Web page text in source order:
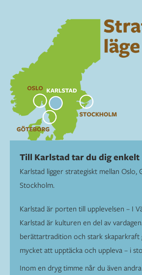
Till Karlstad tar du dig enkelt
Karlstad ligger strategiskt mellan Oslo,
Stockholm.
Karlstad är porten till upplevelsen – I
Karlstad är kulturen en del av
berättartradition och stark
mycket att upptäcka och uppleva – i
Inom en dryg timme når du även